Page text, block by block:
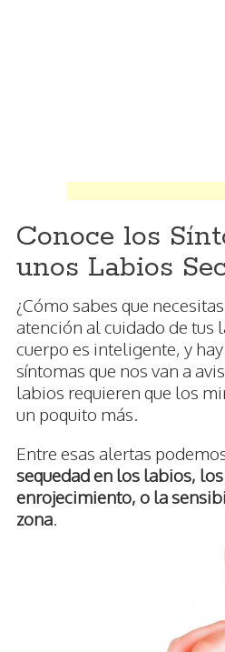
Conoce los
unos Labios
¿Cómo sabes que
atención al cuidado de tus
cuerpo es inteligente, y
síntomas que nos van a
labios requieren que los
un poquito más.
Entre esas alertas
sequedad en los labios,
enrojecimiento, o la
zona.